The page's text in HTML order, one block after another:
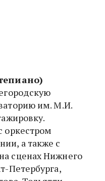
им. М.И.
оркестром
а также с
сценах Нижнего
Петербурга,